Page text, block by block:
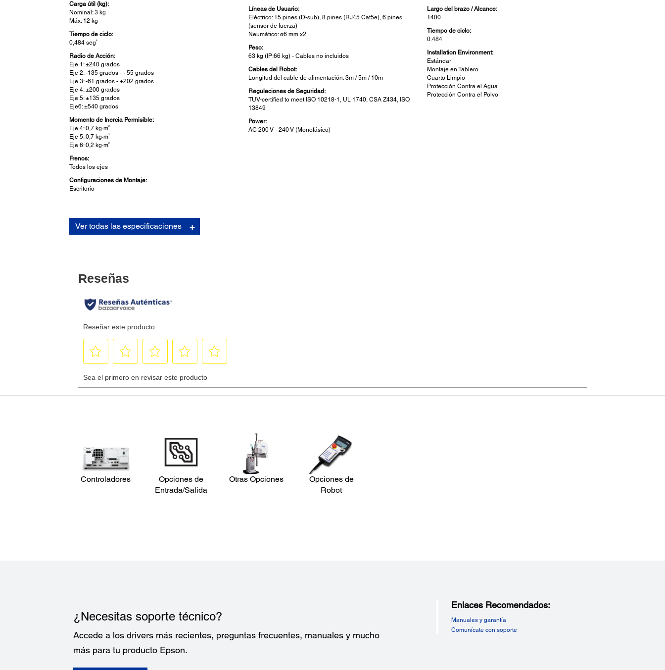
Carga útil (kg):
Nominal: 3 kg
Máx: 12 kg
Tiempo de ciclo:
0,484 seg4
Radio de Acción:
Eje 1: ±240 grados
Eje 2: -135 grados - +55 grados
Eje 3: -61 grados - +202 grados
Eje 4: ±200 grados
Eje 5: ±135 grados
Eje6: ±540 grados
Momento de Inercia Permisible:
Eje 4: 0,7 kg·m2
Eje 5: 0,7 kg·m2
Eje 6: 0,2 kg·m2
Frenos:
Todos los ejes
Configuraciones de Montaje:
Escritorio
Líneas de Usuario:
Eléctrico: 15 pines (D-sub), 8 pines (RJ45 Cat5e), 6 pines
(sensor de fuerza)
Neumático: ø6 mm x2
Peso:
63 kg (IP:66 kg) - Cables no incluidos
Cables del Robot:
Longitud del cable de alimentación: 3m / 5m / 10m
Regulaciones de Seguridad:
TUV-certified to meet ISO 10218-1, UL 1740, CSA Z434, ISO
13849
Power:
AC 200 V - 240 V (Monofásico)
Largo del brazo / Alcance:
1400
Tiempo de ciclo:
0.484
Installation Environment:
Estándar
Montaje en Tablero
Cuarto Limpio
Protección Contra el Agua
Protección Contra el Polvo
Ver todas las especificaciones
Controladores
Opciones de
Entrada/Salida
Otras Opciones
Opciones de
Robot
¿Necesitas soporte técnico?
Accede a los drivers más recientes, preguntas frecuentes, manuales y mucho
más para tu producto Epson.
Enlaces Recomendados:
Manuales y garantía
Comunícate con soporte